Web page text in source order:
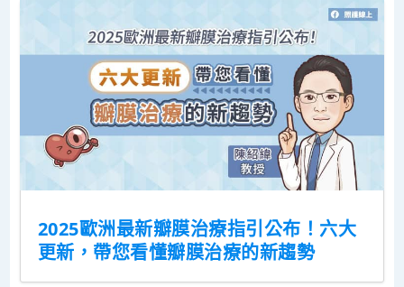
2025歐洲最新瓣膜治療指引公布！六大
更新，帶您看懂瓣膜治療的新趨勢